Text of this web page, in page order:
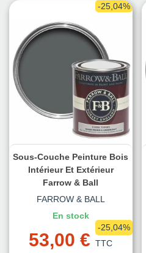
-25,04%
Sous-Couche Peinture Bois
Intérieur Et Extérieur
Farrow & Ball
FARROW & BALL
En stock
53,00 € TTC
-25,04%